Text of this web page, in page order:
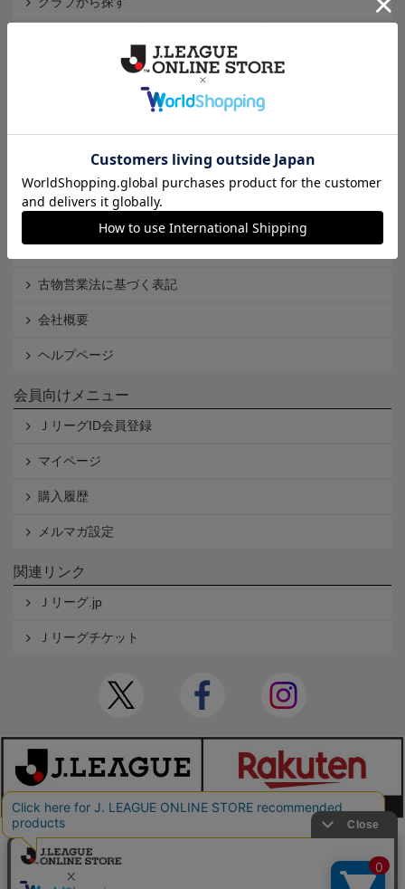
インフォメーション
Ｊリーグオンラインストアとは
個人情報保護方針
Cookieポリシー
特定商取引法に基づく表記
古物営業法に基づく表記
会社概要
ヘルプページ
会員向けメニュー
ＪリーグID会員登録
マイページ
購入履歴
メルマガ設定
関連リンク
Ｊリーグ.jp
Ｊリーグチケット
本サイトで使用している文章・画像等の無断での複製・転載を禁止します。
© JAPAN PROFESSIONAL FOOTBALL LEAGUE Rakuten Group, Inc. ALL RIGHTS RE